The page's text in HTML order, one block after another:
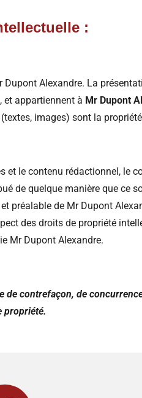
:
Alexandre. La
et appartiennent à Mr Dupont
images) sont la
et le contenu rédactionnel, le
de quelque manière que ce
préalable de Mr Dupont
des droits de propriété
Mr Dupont Alexandre.
contrefaçon, de
propriété.